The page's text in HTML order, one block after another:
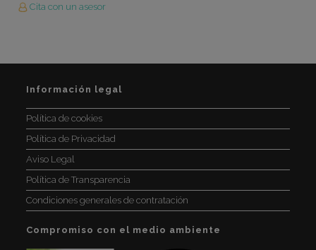
Cita con un asesor
Información legal
Política de cookies
Política de Privacidad
Aviso Legal
Política de Transparencia
Condiciones generales de contratación
Compromiso con el medio ambiente